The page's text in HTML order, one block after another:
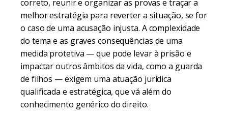
correto, reunir e organizar as provas e traçar a
melhor estratégia para reverter a situação, se for
o caso de uma acusação injusta. A complexidade
do tema e as graves consequências de uma
medida protetiva — que pode levar à prisão e
impactar outros âmbitos da vida, como a guarda
de filhos — exigem uma atuação jurídica
qualificada e estratégica, que vá além do
conhecimento genérico do direito.